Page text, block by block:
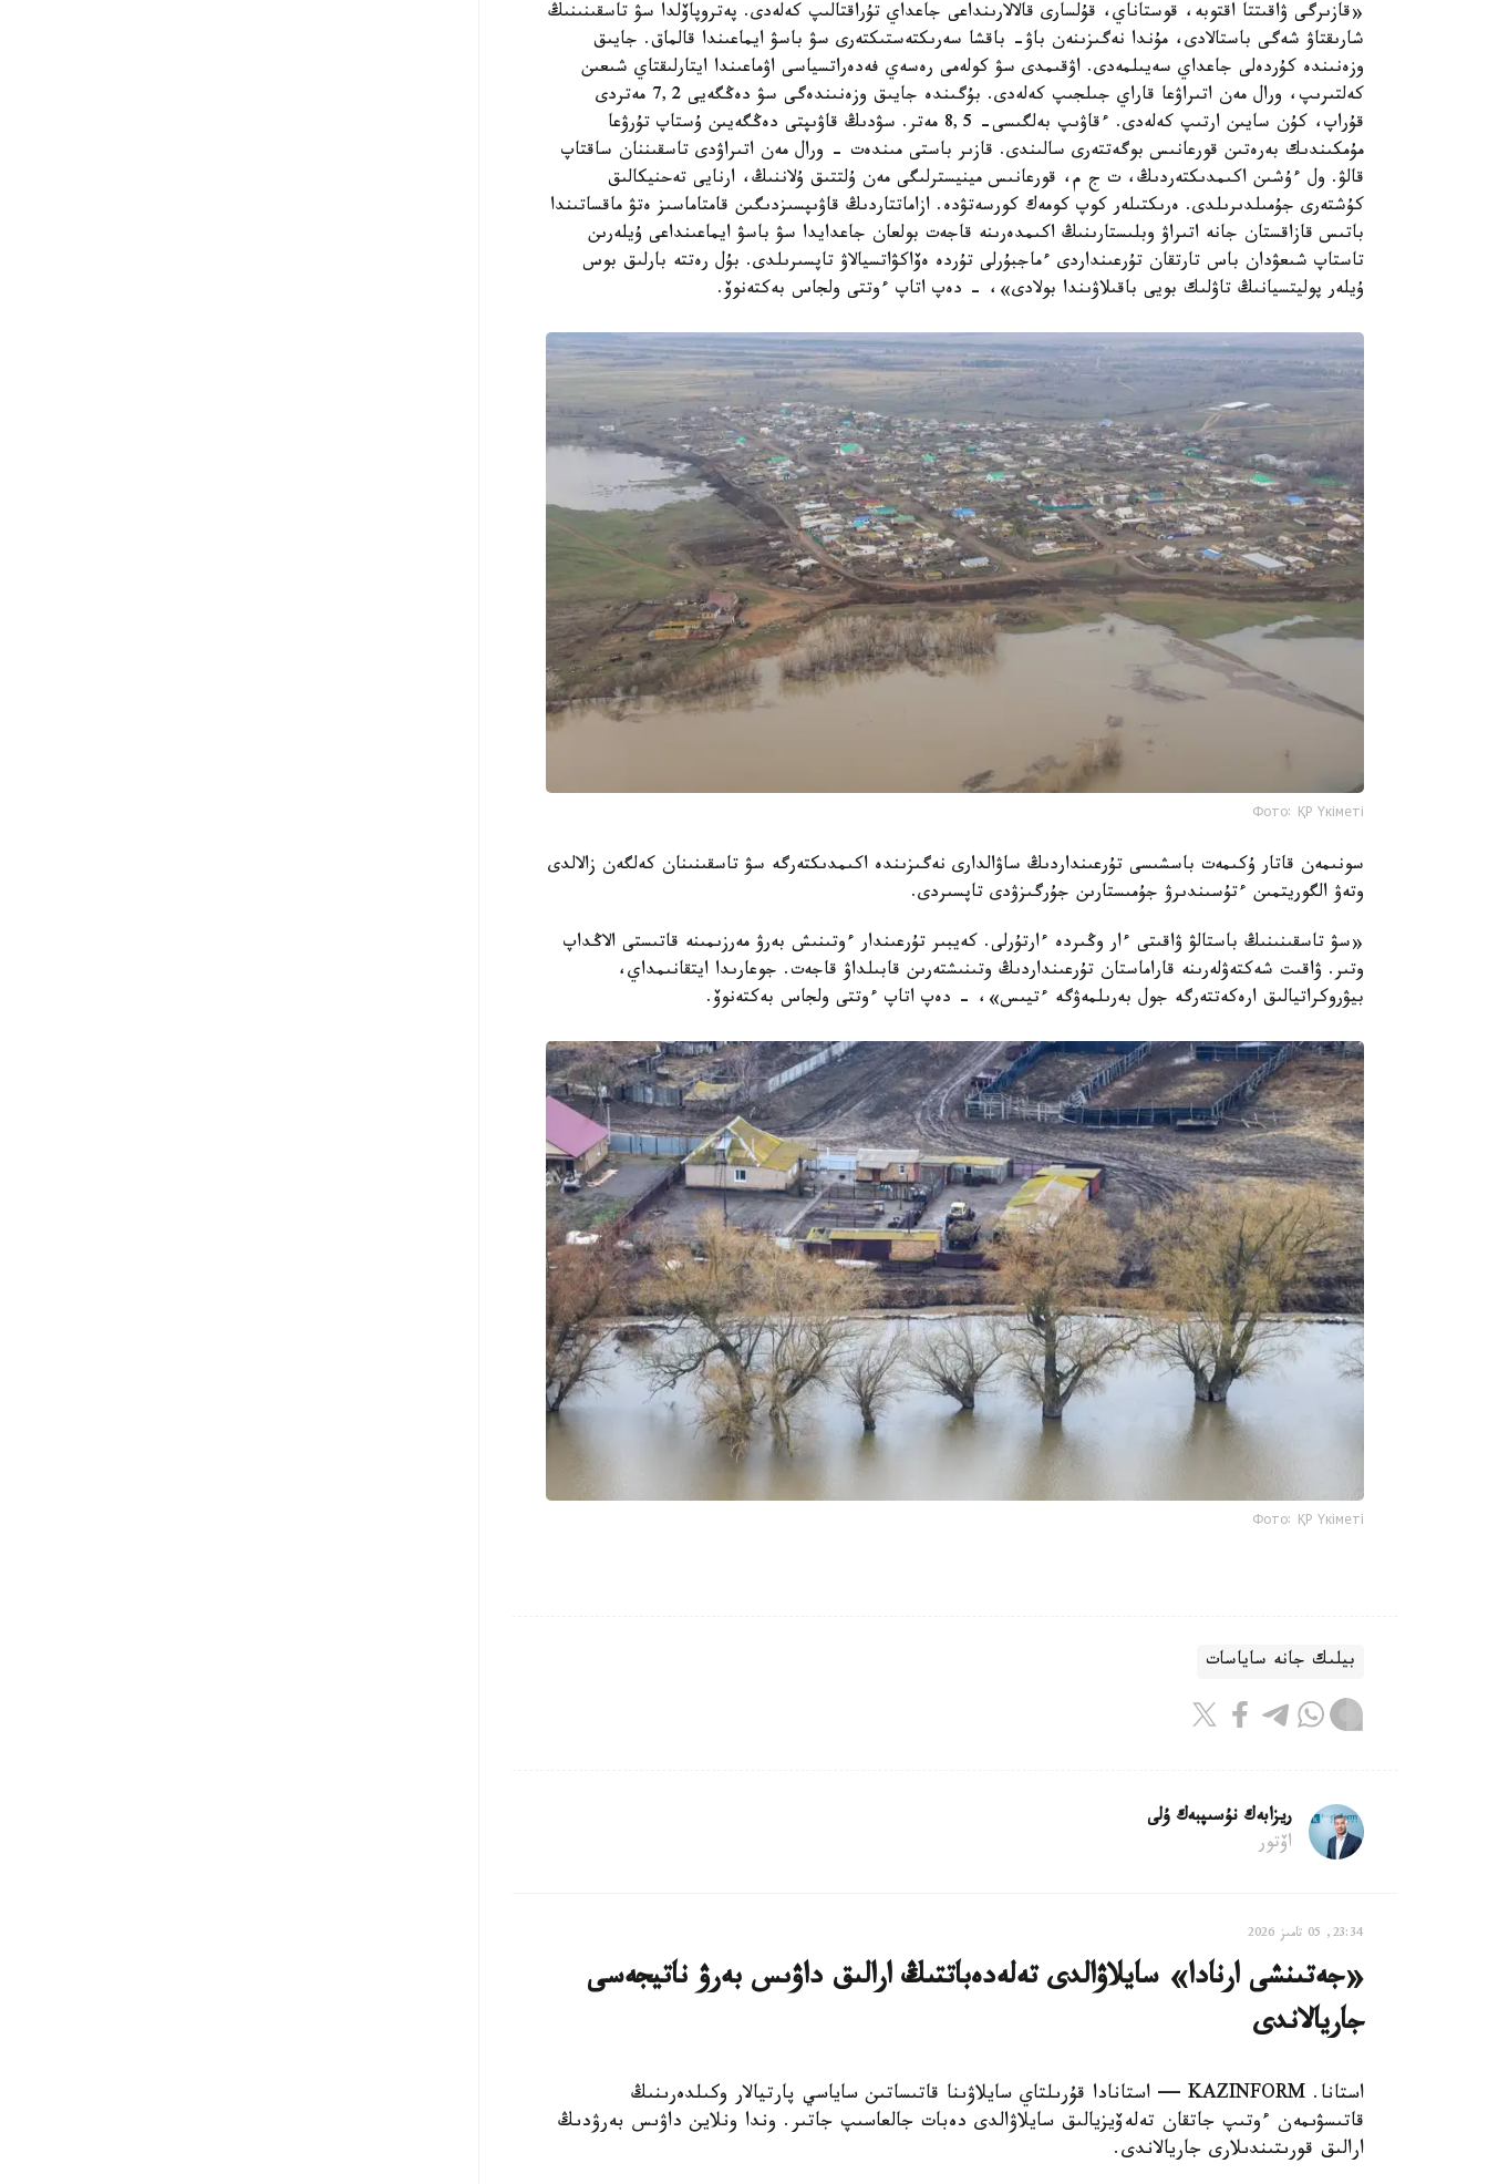
«قازىرگى ۋاقىتتا اقتوبە، قوستاناي، قۇلسارى قالالارىنداعى جاعداي تۇراقتالىپ كەلەدى. پەتروپاۆلدا سۋ تاسقىنىنىڭ
شارىقتاۋ شەگى باستالادى، مۇندا نەگىزىنەن باۋ- باقشا سەرىكتەستىكتەرى سۋ باسۋ ايماعىندا قالماق. جايىق
وزەنىندە كۇردەلى جاعداي سەيىلمەدى. اۋقىمدى سۋ كولەمى رەسەي فەدەراتسياسى اۋماعىندا ايتارلىقتاي شىعىن
كەلتىرىپ، ورال مەن اتىراۋعا قاراي جىلجىپ كەلەدى. بۇگىندە جايىق وزەنىندەگى سۋ دەڭگەيى 7,2 مەتردى
قۇراپ، كۇن سايىن ارتىپ كەلەدى. ءقاۋىپ بەلگىسى- 8,5 مەتر. سۋدىڭ قاۋىپتى دەڭگەيىن ۇستاپ تۇرۋعا
مۇمكىندىك بەرەتىن قورعانىس بوگەتتەرى سالىندى. قازىر باستى مىندەت - ورال مەن اتىراۋدى تاسقىننان ساقتاپ
قالۋ. ول ءۇشىن اكىمدىكتەردىڭ، ت ج م، قورعانىس مينيسترلىگى مەن ۇلتتىق ۇلاننىڭ، ارنايى تەحنيكالىق
كۇشتەرى جۇمىلدىرىلدى. ەرىكتىلەر كوپ كومەك كورسەتۋدە. ازاماتتاردىڭ قاۋىپسىزدىگىن قامتاماسىز ەتۋ ماقساتىندا
باتىس قازاقستان جانە اتىراۋ وبلىستارىنىڭ اكىمدەرىنە قاجەت بولعان جاعدايدا سۋ باسۋ ايماعىنداعى ۇيلەرىن
تاستاپ شىعۋدان باس تارتقان تۇرعىنداردى ءماجبۇرلى تۇردە ەۆاكۋاتسيالاۋ تاپسىرىلدى. بۇل رەتتە بارلىق بوس
ۇيلەر پوليتسيانىڭ تاۋلىك بويى باقىلاۋىندا بولادى»، - دەپ اتاپ ءوتتى ولجاس بەكتەنوۆ.
Фото: ҚР Үкіметі
سونىمەن قاتار ۇكىمەت باسشىسى تۇرعىنداردىڭ ساۋالدارى نەگىزىندە اكىمدىكتەرگە سۋ تاسقىنىنان كەلگەن زالالدى
وتەۋ الگوريتمىن ءتۇسىندىرۋ جۇمىستارىن جۇرگىزۋدى تاپسىردى.
«سۋ تاسقىنىنىڭ باستالۋ ۋاقىتى ءار وڭىردە ءارتۇرلى. كەيبىر تۇرعىندار ءوتىنىش بەرۋ مەرزىمىنە قاتىستى الاڭداپ
وتىر. ۋاقىت شەكتەۋلەرىنە قاراماستان تۇرعىنداردىڭ وتىنىشتەرىن قابىلداۋ قاجەت. جوعارىدا ايتقانىمداي،
بيۋروكراتيالىق ارەكەتتەرگە جول بەرىلمەۋگە ءتيىس»، - دەپ اتاپ ءوتتى ولجاس بەكتەنوۆ.
Фото: ҚР Үкіметі
بيلىك جانە ساياسات
ريزابەك نۇسىپبەك ۇلى
اۆتور
23:34, 05 تامىز 2026
«جەتىنشى ارنادا» سايلاۋالدى تەلەدەباتتىڭ ارالىق داۋىس بەرۋ ناتيجەسى
جاريالاندى
استانا. KAZINFORM — استانادا قۇرىلتاي سايلاۋىنا قاتىساتىن ساياسي پارتيالار وكىلدەرىنىڭ
قاتىسۋىمەن ءوتىپ جاتقان تەلەۆيزيالىق سايلاۋالدى دەبات جالعاسىپ جاتىر. وندا ونلاين داۋىس بەرۋدىڭ
ارالىق قورىتىندىلارى جاريالاندى.